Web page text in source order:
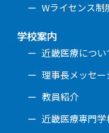
Wライセンス制
学校案内
近畿医療につい
理事長メッセー
教員紹介
近畿医療専門